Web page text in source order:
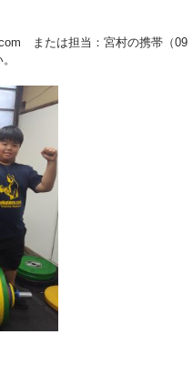
または担当：宮村の携帯（09